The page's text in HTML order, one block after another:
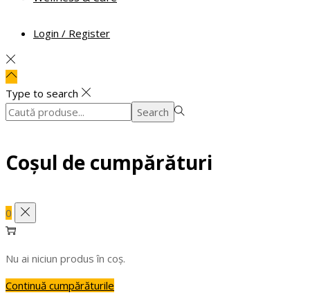
Login / Register
Type to search
Search
Search
Coșul de cumpărături
0
Nu ai niciun produs în coș.
Continuă cumpărăturile